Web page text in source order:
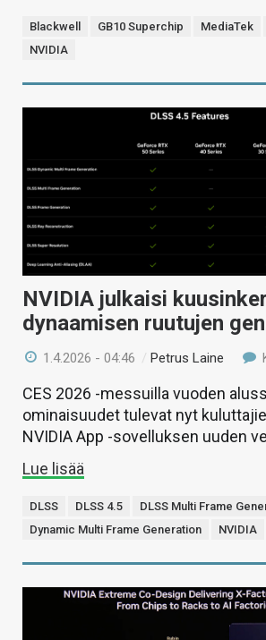
Blackwell GB10 Superchip MediaTek
NVIDIA
NVIDIA julkaisi
dynaamisen ruutujen
1.4.2026 - 04:46 /Petrus Laine
CES 2026 -messuilla vuoden
ominaisuudet tulevat nyt
NVIDIA App -sovelluksen uuden
Lue lisää
DLSS DLSS 4.5
DLSS Multi Frame
Dynamic Multi Frame Generation
NVIDIA